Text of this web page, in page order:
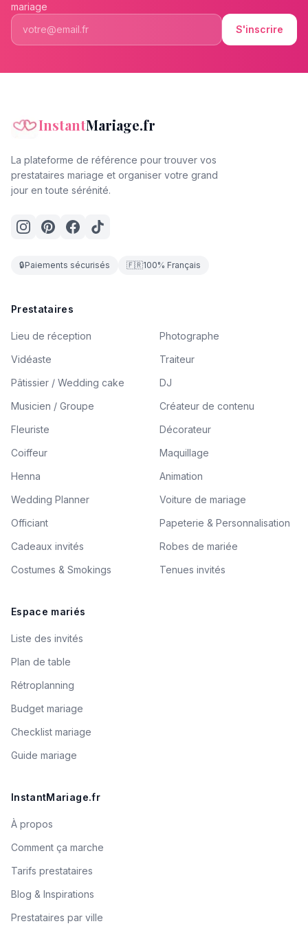
mariage
S'inscrire
InstantMariage.fr
La plateforme de référence pour trouver vos
prestataires mariage et organiser votre grand
jour en toute sérénité.
🔒Paiements sécurisés 🇫🇷100% Français
Prestataires
Lieu de réception
Photographe
Vidéaste
Traiteur
Pâtissier / Wedding cake
DJ
Musicien / Groupe
Créateur de contenu
Fleuriste
Décorateur
Coiffeur
Maquillage
Henna
Animation
Wedding Planner
Voiture de mariage
Officiant
Papeterie & Personnalisation
Cadeaux invités
Robes de mariée
Costumes & Smokings
Tenues invités
Espace mariés
Liste des invités
Plan de table
Rétroplanning
Budget mariage
Checklist mariage
Guide mariage
InstantMariage.fr
À propos
Comment ça marche
Tarifs prestataires
Blog & Inspirations
Prestataires par ville